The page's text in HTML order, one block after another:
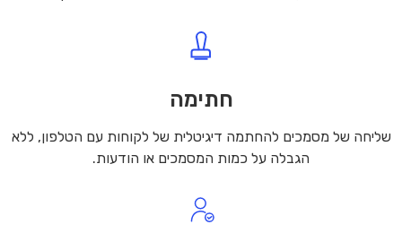
חתימה
שליחה של מסמכים להחתמה דיגיטלית של לקוחות עם הטלפון, ללא
הגבלה על כמות המסמכים או הודעות.